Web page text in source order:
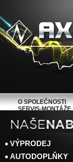
VÝPRODEJ
AUTODOPLŇKY
O SPOLEČNOSTI
SERVIS-MONTÁŽE